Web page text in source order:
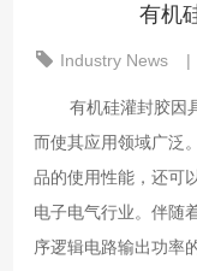
有机
Industry News |
有机硅灌封胶因
而使其应用领域广泛
品的使用性能，还可
电子电气行业。伴随
序逻辑电路输出功率